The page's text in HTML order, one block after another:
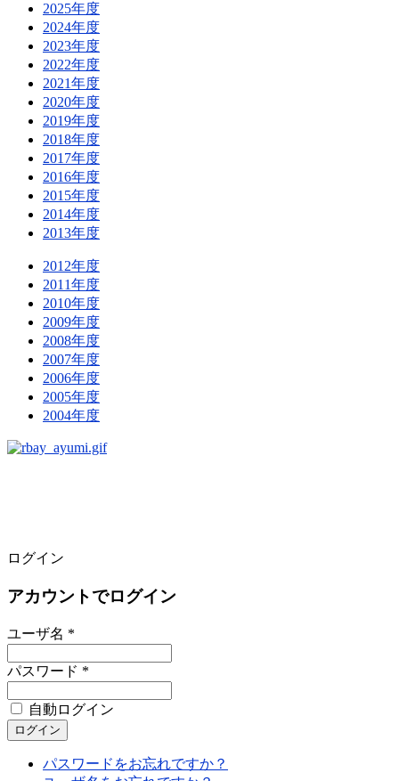
2025年度
2024年度
2023年度
2022年度
2021年度
2020年度
2019年度
2018年度
2017年度
2016年度
2015年度
2014年度
2013年度
2012年度
2011年度
2010年度
2009年度
2008年度
2007年度
2006年度
2005年度
2004年度
ログイン
アカウントでログイン
ユーザ名 *
パスワード *
自動ログイン
パスワードをお忘れですか？